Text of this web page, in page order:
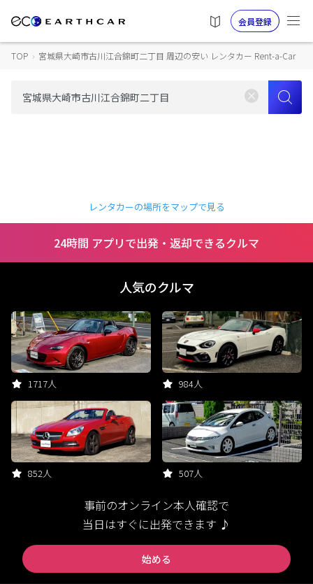
会員登録
TOP › 宮城県大崎市古川江合錦町二丁目 周辺の安い レンタカー Rent-a-Car
レンタカーの場所をマップで見る
24時間 アプリで出発・返却できるクルマ
人気のクルマ
1717人 984人
852人 507人
事前のオンライン本人確認で
当日はすぐに出発できます ♪
始める